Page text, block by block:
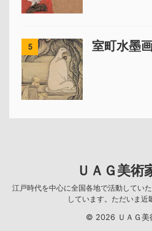
5 室町水墨
ＵＡＧ美術
江戸時代を中心に全国各地で活動してい
しています。ただいま近
© 2026 ＵＡＧ美